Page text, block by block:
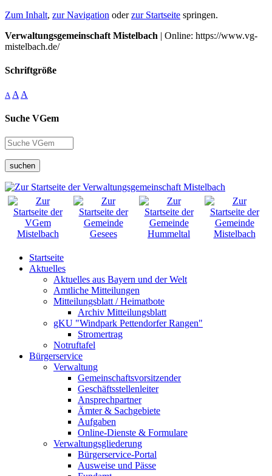
Zum Inhalt, zur Navigation oderzur Startseite springen.
Verwaltungsgemeinschaft Mistelbach | Online: https://www.vg-
mistelbach.de/
Schriftgröße
A A A
Suche VGem
suchen
Startseite
Aktuelles
Aktuelles aus Bayern und der Welt
Amtliche Mitteilungen
Mitteilungsblatt / Heimatbote
Archiv Mitteilungsblatt
gKU "Windpark Pettendorfer Rangen"
Stromertrag
Notruftafel
Bürgerservice
Verwaltung
Gemeinschaftsvorsitzender
Geschäftsstellenleiter
Ansprechpartner
Ämter & Sachgebiete
Aufgaben
Online-Dienste & Formulare
Verwaltungsgliederung
Bürgerservice-Portal
Ausweise und Pässe